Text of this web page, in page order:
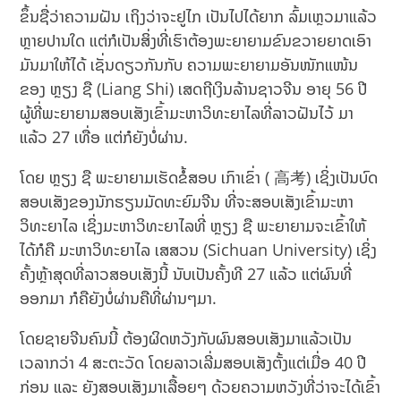
ຂຶ້ນຊື່ວ່າຄວາມຝັນ ເຖິງວ່າຈະຢູໄກ ເປັນໄປໄດ້ຍາກ ລົ້ມເຫຼວມາແລ້ວ
ຫຼາຍປານໃດ ແຕ່ກໍເປັນສິ່ງທີ່ເຮົາຕ້ອງພະຍາຍາມຂົນຂວາຍຍາດເອົາ
ມັນມາໃຫ້ໄດ້ ເຊັ່ນດຽວກັນກັບ ຄວາມພະຍາຍາມອັນໜັກແໜ້ນ
ຂອງ ຫຼຽງ ຊື (Liang Shi) ເສດຖີເງິນລ້ານຊາວຈີນ ອາຍຸ 56 ປີ
ຜູ້ທີ່ພະຍາຍາມສອບເສັງເຂົ້າມະຫາວິທະຍາໄລທີ່ລາວຝັນໄວ້ ມາ
ແລ້ວ 27 ເທື່ອ ແຕ່ກໍຍັງບໍ່ຜ່ານ.
ໂດຍ ຫຼຽງ ຊື ພະຍາຍາມເຮັດຂໍ້ສອບ ເກົາເຂົ່າ ( 高考) ເຊິ່ງເປັນບົດ
ສອບເສັງຂອງນັກຮຽນມັດທະຍົມຈີນ ທີ່ຈະສອບເສັງເຂົ້າມະຫາ
ວິທະຍາໄລ ເຊິ່ງມະຫາວິທະຍາໄລທີ່ ຫຼຽງ ຊື ພະຍາຍາມຈະເຂົ້າໃຫ້
ໄດ້ກໍຄື ມະຫາວິທະຍາໄລ ເສສວນ (Sichuan University) ເຊິ່ງ
ຄັ້ງຫຼ້າສຸດທີ່ລາວສອບເສັງນີ້ ນັບເປັນຄັ້ງທີ 27 ແລ້ວ ແຕ່ຜົນທີ່
ອອກມາ ກໍຄືຍັງບໍ່ຜ່ານຄືທີ່ຜ່ານໆມາ.
ໂດຍຊາຍຈີນຄົນນີ້ ຕ້ອງຜິດຫວັງກັບຜົນສອບເສັງມາແລ້ວເປັນ
ເວລາກວ່າ 4 ສະຕະວັດ ໂດຍລາວເລີ່ມສອບເສັງຕັ້ງແຕ່ເມື່ອ 40 ປີ
ກ່ອນ ແລະ ຍັງສອບເສັງມາເລື້ອຍໆ ດ້ວຍຄວາມຫວັງທີ່ວ່າຈະໄດ້ເຂົ້າ